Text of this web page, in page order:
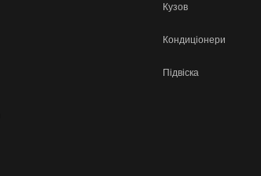
Кузов
Кондиціонери
Підвіска